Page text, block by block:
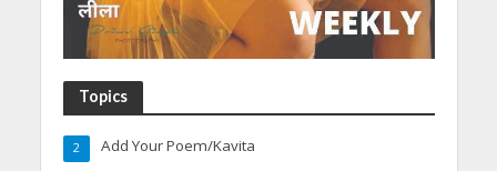
Topics
Add Your Poem/Kavita
2